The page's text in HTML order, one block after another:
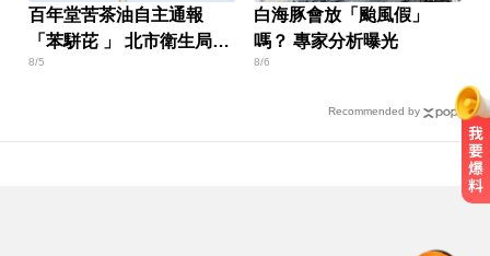
百年堂苦茶油自主通報
「苯駢芘 」 北市衛生局火
速下架
8/5
白海豚會放「颱風假」
嗎？ 專家分析曝光
8/6
Recommended by